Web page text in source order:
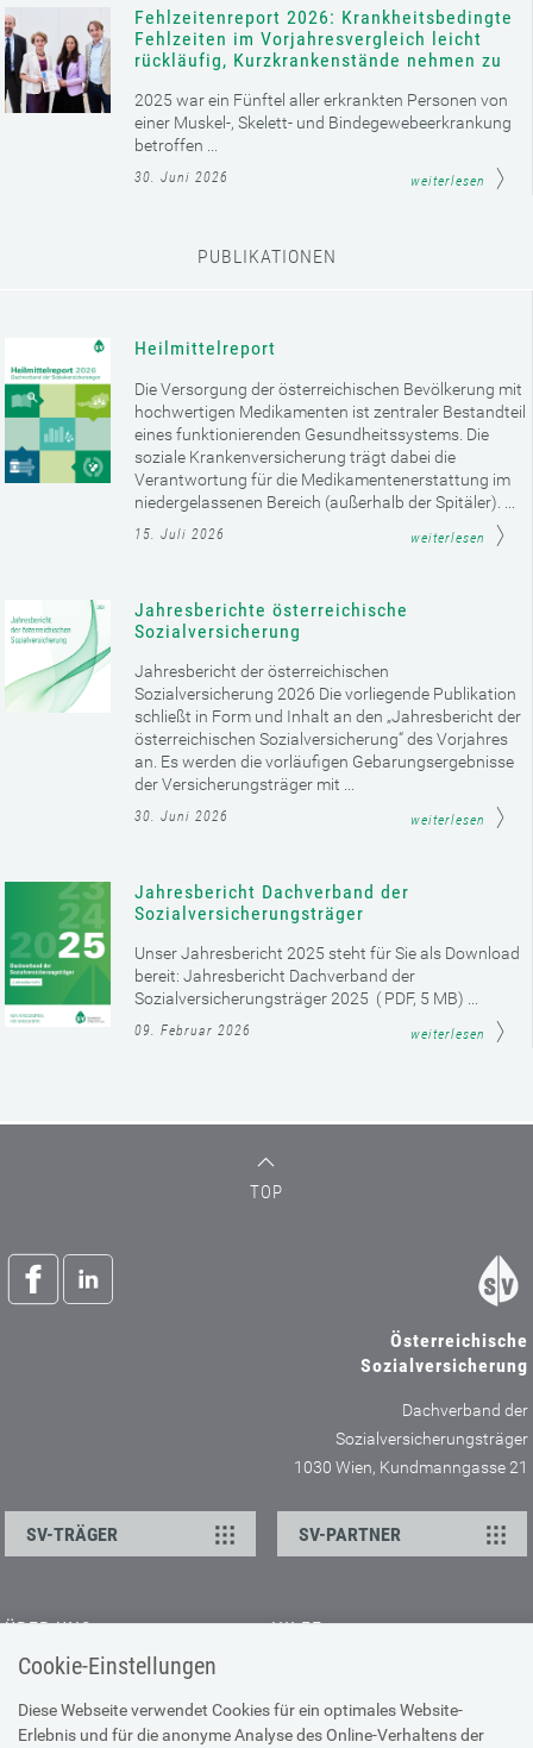
Cookie-Einstellungen
Diese Webseite verwendet Cookies für ein optimales Website-
Erlebnis und für die anonyme Analyse des Online-Verhaltens der
Fehlzeitenreport 2026: Krankheitsbedingte
Fehlzeiten im Vorjahresvergleich leicht
rückläufig, Kurzkrankenstände nehmen zu
2025 war ein Fünftel aller erkrankten Personen von
einer Muskel-, Skelett- und Bindegewebeerkrankung
betroffen ...
30. Juni 2026 weiterlesen
PUBLIKATIONEN
Heilmittelreport
Die Versorgung der österreichischen Bevölkerung mit
hochwertigen Medikamenten ist zentraler Bestandteil
eines funktionierenden Gesundheitssystems. Die
soziale Krankenversicherung trägt dabei die
Verantwortung für die Medikamentenerstattung im
niedergelassenen Bereich (außerhalb der Spitäler). ...
15. Juli 2026 weiterlesen
Jahresberichte österreichische
Sozialversicherung
Jahresbericht der österreichischen
Sozialversicherung 2026 Die vorliegende Publikation
schließt in Form und Inhalt an den „Jahresbericht der
österreichischen Sozialversicherung“ des Vorjahres
an. Es werden die vorläufigen Gebarungsergebnisse
der Versicherungsträger mit ...
30. Juni 2026 weiterlesen
Jahresbericht Dachverband der
Sozialversicherungsträger
Unser Jahresbericht 2025 steht für Sie als Download
bereit: Jahresbericht Dachverband der
Sozialversicherungsträger 2025 ( PDF, 5 MB) ...
09. Februar 2026 weiterlesen
TOP
Österreichische
Sozialversicherung
Dachverband der
Sozialversicherungsträger
1030 Wien, Kundmanngasse 21
SV-TRÄGER SV-PARTNER
ÜBER UNS
Kontakt
Offene Stellen
Presse
HILFE
Browser-Info & Sicherheit
Hilfe zur Suche